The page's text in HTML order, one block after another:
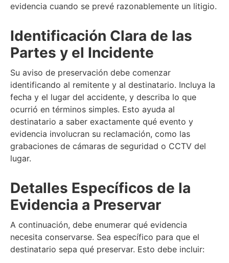
evidencia cuando se prevé razonablemente un litigio.
Identificación Clara de las
Partes y el Incidente
Su aviso de preservación debe comenzar
identificando al remitente y al destinatario. Incluya la
fecha y el lugar del accidente, y describa lo que
ocurrió en términos simples. Esto ayuda al
destinatario a saber exactamente qué evento y
evidencia involucran su reclamación, como las
grabaciones de cámaras de seguridad o CCTV del
lugar.
Detalles Específicos de la
Evidencia a Preservar
A continuación, debe enumerar qué evidencia
necesita conservarse. Sea específico para que el
destinatario sepa qué preservar. Esto debe incluir: